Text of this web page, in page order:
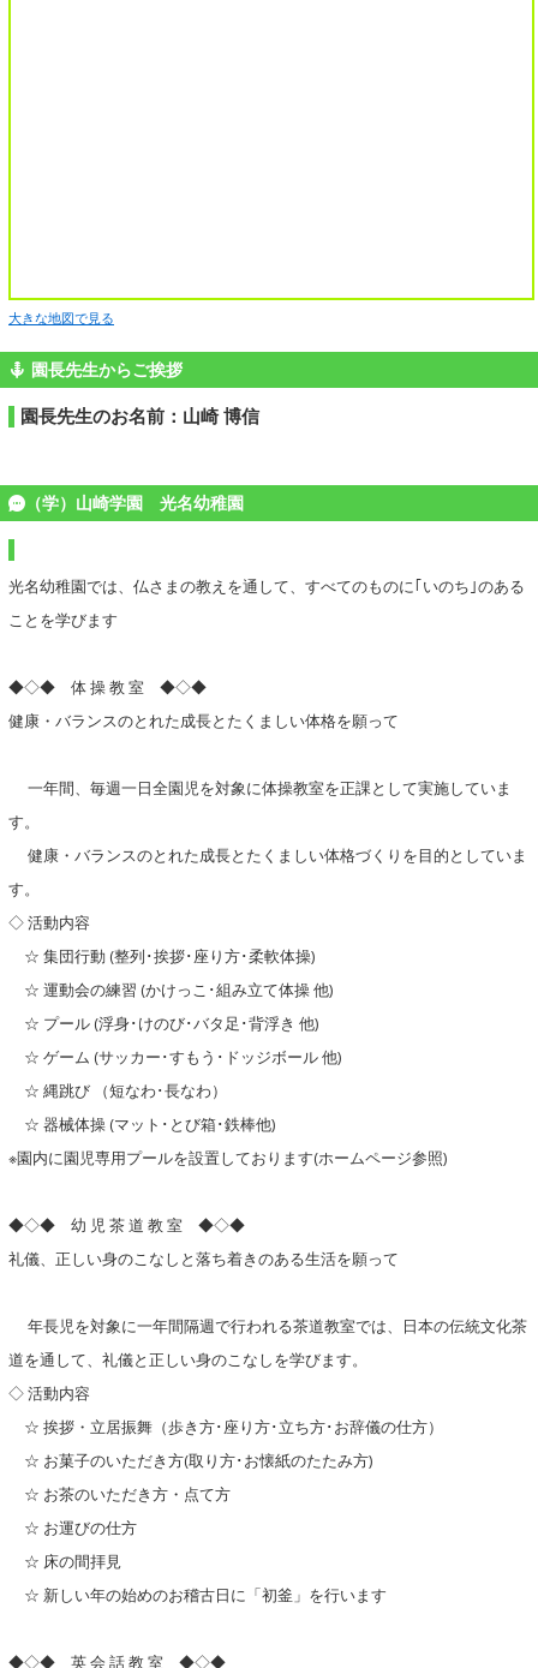
大きな地図で見る
園長先生からご挨拶
園長先生のお名前：山崎 博信
（学）山崎学園 光名幼稚園
光名幼稚園では、仏さまの教えを通して、すべてのものに｢いのち｣のある
ことを学びます
◆◇◆ 体 操 教 室 ◆◇◆
健康・バランスのとれた成長とたくましい体格を願って
一年間、毎週一日全園児を対象に体操教室を正課として実施していま
す。
健康・バランスのとれた成長とたくましい体格づくりを目的としていま
す。
◇ 活動内容
☆ 集団行動 (整列･挨拶･座り方･柔軟体操)
☆ 運動会の練習 (かけっこ･組み立て体操 他)
☆ プール (浮身･けのび･バタ足･背浮き 他)
☆ ゲーム (サッカー･すもう･ドッジボール 他)
☆ 縄跳び （短なわ･長なわ）
☆ 器械体操 (マット･とび箱･鉄棒他)
※園内に園児専用プールを設置しております(ホームページ参照)
◆◇◆ 幼 児 茶 道 教 室 ◆◇◆
礼儀、正しい身のこなしと落ち着きのある生活を願って
年長児を対象に一年間隔週で行われる茶道教室では、日本の伝統文化茶
道を通して、礼儀と正しい身のこなしを学びます。
◇ 活動内容
☆ 挨拶・立居振舞（歩き方･座り方･立ち方･お辞儀の仕方）
☆ お菓子のいただき方(取り方･お懐紙のたたみ方)
☆ お茶のいただき方・点て方
☆ お運びの仕方
☆ 床の間拝見
☆ 新しい年の始めのお稽古日に「初釜」を行います
◆◇◆ 英 会 話 教 室 ◆◇◆